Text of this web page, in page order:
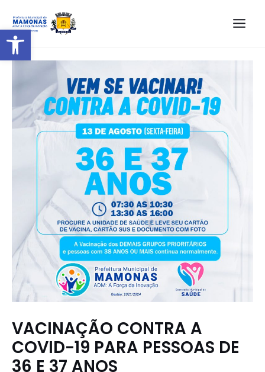
Barra de Ferramentas Aberta
VACINAÇÃO CONTRA A
COVID-19 PARA PESSOAS DE
36 E 37 ANOS